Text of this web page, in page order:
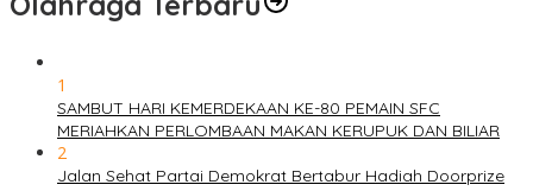
1
SAMBUT HARI KEMERDEKAAN KE-80 PEMAIN SFC
MERIAHKAN PERLOMBAAN MAKAN KERUPUK DAN BILIAR
2
Jalan Sehat Partai Demokrat Bertabur Hadiah Doorprize